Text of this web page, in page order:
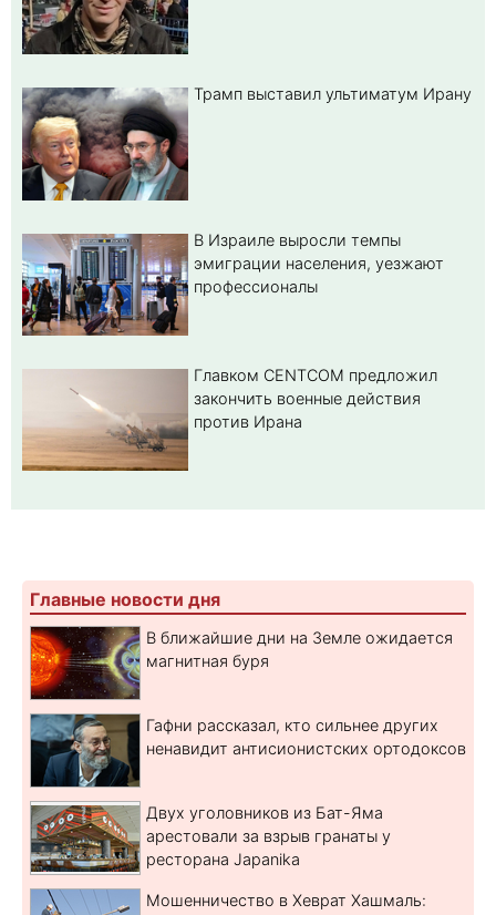
Трамп выставил ультиматум Ирану
В Израиле выросли темпы
эмиграции населения, уезжают
профессионалы
Главком CENTCOM предложил
закончить военные действия
против Ирана
Главные новости дня
В ближайшие дни на Земле ожидается
магнитная буря
Гафни рассказал, кто сильнее других
ненавидит антисионистских ортодоксов
Двух уголовников из Бат-Яма
арестовали за взрыв гранаты у
ресторана Japanika
Мошенничество в Хеврат Хашмаль: